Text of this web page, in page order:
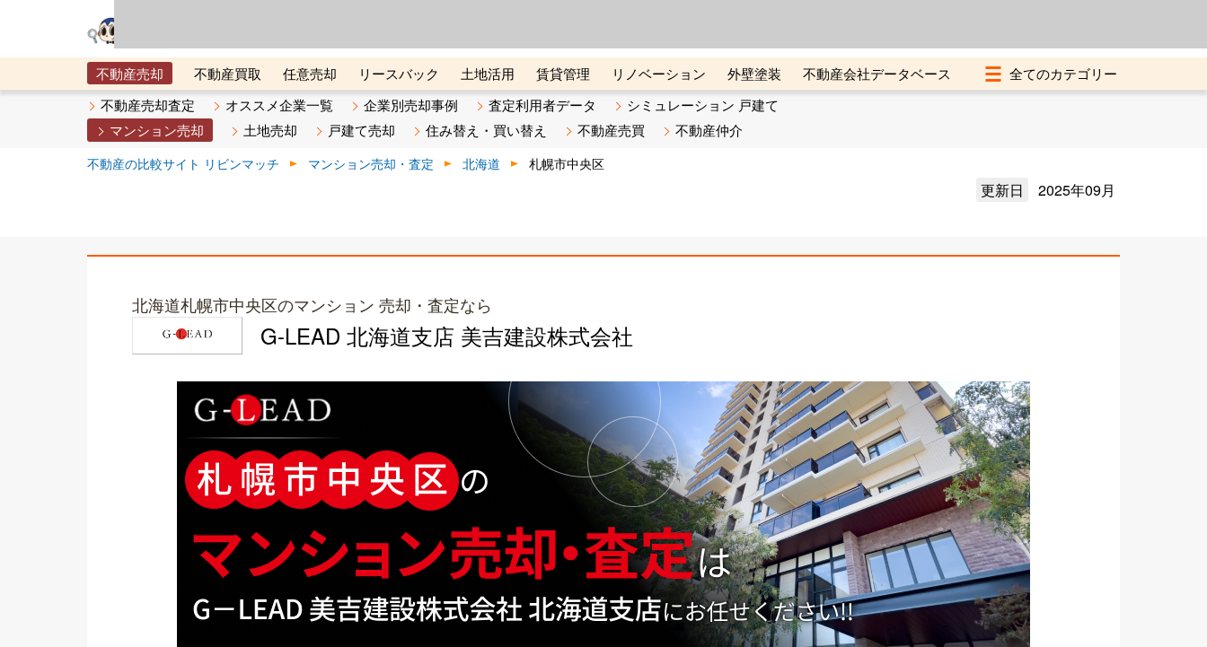
不動産売却 不動産買取 任意売却 リースバック 土地活用 賃貸管理 リノベーション 外壁塗装
不動産会社データベース
メタ住宅展示場
ベスト不動産カンパニー オンライン講座 リビンマガジンBiz 不動産売却ご相談デスク
不動産売却査定 オススメ企業一覧 企業別売却事例 査定利用者データ
シミュレーション 戸建て
マンション売却
土地売却 戸建て売却 住み替え・買い替え 不動産売買 不動産仲介
不動産の比較サイト リビンマッチ マンション売却・査定 北海道 札幌市中央区
更新日 2025年09月
北海道札幌市中央区のマンション 売却・査定なら
G-LEAD 北海道支店 美吉建設株式会社